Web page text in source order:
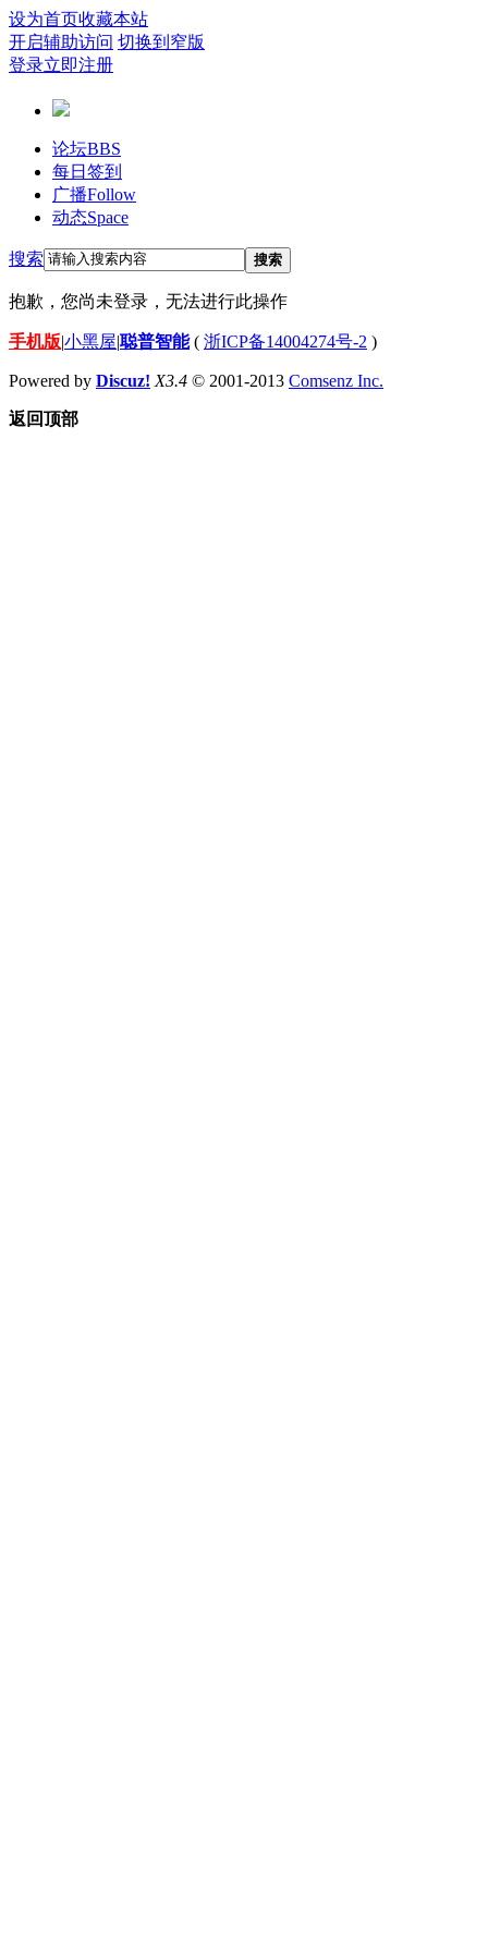
设为首页收藏本站
开启辅助访问 切换到窄版
登录立即注册
论坛BBS
每日签到
广播Follow
动态Space
搜索 搜索
抱歉，您尚未登录，无法进行此操作
手机版|小黑屋|聪普智能( 浙ICP备14004274号-2 )
Powered by Discuz! X3.4 © 2001-2013 Comsenz Inc.
返回顶部